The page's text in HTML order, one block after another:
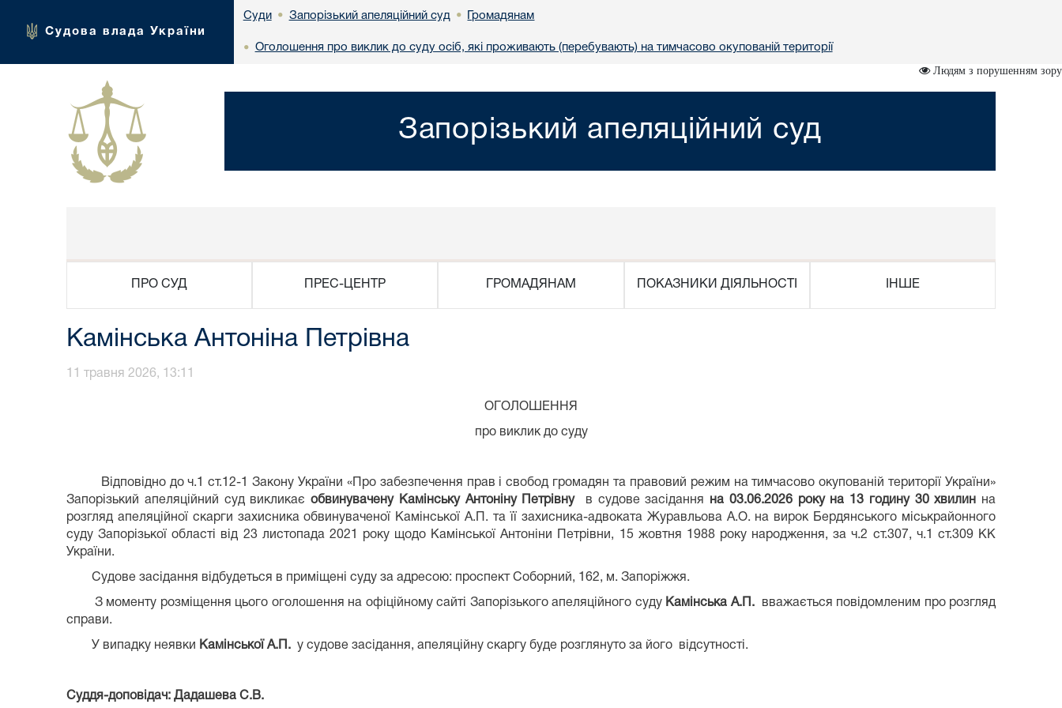
Судова влада України
Суди • Запорізький апеляційний суд • Громадянам
• Оголошення про виклик до суду осіб, які проживають (перебувають) на тимчасово окупованій території
Людям з порушенням зору
Запорізький апеляційний суд
ПРО СУД ПРЕС-ЦЕНТР ГРОМАДЯНАМ ПОКАЗНИКИ ДІЯЛЬНОСТІ ІНШЕ
Камінська Антоніна Петрівна
11 травня 2026, 13:11
ОГОЛОШЕННЯ
про виклик до суду
Відповідно до ч.1 ст.12-1 Закону України «Про забезпечення прав і свобод громадян та правовий режим на тимчасово окупованій території України»
Запорізький апеляційний суд викликає обвинувачену Камінську Антоніну Петрівну в судове засідання на 03.06.2026року на 1 3 годину 30хвилин на
розгляд апеляційної скарги захисника обвинуваченої Камінської А.П. та її захисника-адвоката Журавльова А.О. на вирок Бердянського міськрайонного
суду Запорізької області від 23 листопада 2021 року щодо Камінської Антоніни Петрівни, 15 жовтня 1988 року народження, за ч.2 ст.307, ч.1 ст.309 КК
України.
Судове засідання відбудеться в приміщені суду за адресою: проспект Соборний, 162, м. Запоріжжя.
З моменту розміщення цього оголошення на офіційному сайті Запорізького апеляційного суду Камінська А.П.вважається повідомленим про розгляд
справи.
У випадку неявки Камінської А.П. у судове засідання, апеляційну скаргу буде розглянуто за його відсутності.
Суддя-доповідач: Дадашева С.В.